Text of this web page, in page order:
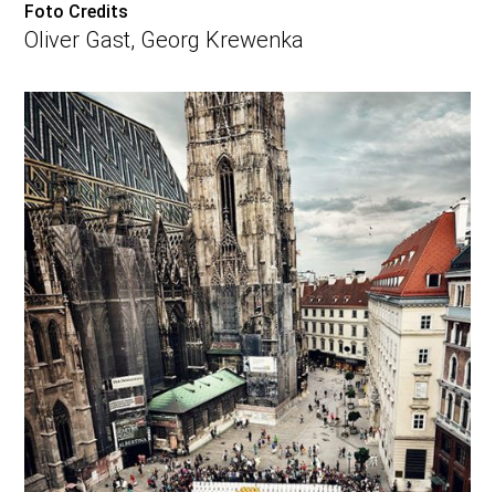
Foto Credits
Oliver Gast, Georg Krewenka